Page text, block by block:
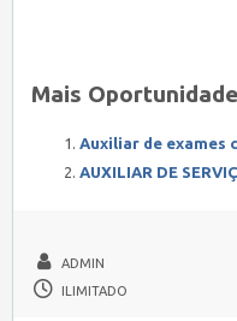
Mais
Auxiliar de exames
AUXILIAR DE
ADMIN
ILIMITADO